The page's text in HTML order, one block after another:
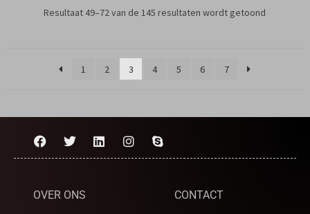
Resultaat 49–72 van de 145 resultaten wordt getoond
1 2 3 4 5 6 7
OVER ONS CONTACT